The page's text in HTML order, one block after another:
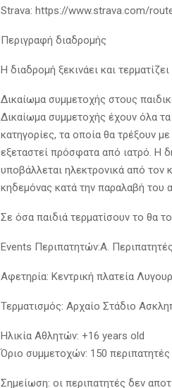
Strava: https://www.strava.com/
Περιγραφή διαδρομής
Η διαδρομή ξεκινάει και
Δικαίωμα συμμετοχής στους
Δικαίωμα συμμετοχής έχουν όλα
κατηγορίες, τα οποία θα τρέξουν
εξεταστεί πρόσφατα από ιατρό. Η
υποβάλλεται ηλεκτρονικά από τον
κηδεμόνας κατά την παραλαβή του
Σε όσα παιδιά τερματίσουν το θα
Events Περιπατητών:A.
Αφετηρία: Κεντρική πλατεία
Τερματισμός: Αρχαίο Στάδιο
Ηλικία Αθλητών: +16 years old
Όριο συμμετοχών: 150 περιπατητές
Σημείωση: οι περιπατητές δεν